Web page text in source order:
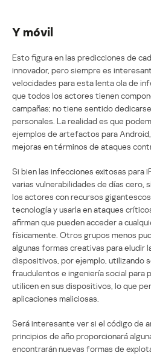
Y móvil
Esto figura en las predicciones de
innovador, pero siempre es
velocidades para esta lenta ola de
que todos los actores tienen
campañas; no tiene sentido
personales. La realidad es que
ejemplos de artefactos para
mejoras en términos de ataques
Si bien las infecciones exitosas para
varias vulnerabilidades de días cero,
los actores con recursos
tecnología y usarla en ataques
afirman que pueden acceder a
físicamente. Otros grupos menos
algunas formas creativas para eludir
dispositivos, por ejemplo, utilizando
fraudulentos e ingeniería social para
utilicen en sus dispositivos, lo que
aplicaciones maliciosas.
Será interesante ver si el código de
principios de año proporcionará
encontrarán nuevas formas de